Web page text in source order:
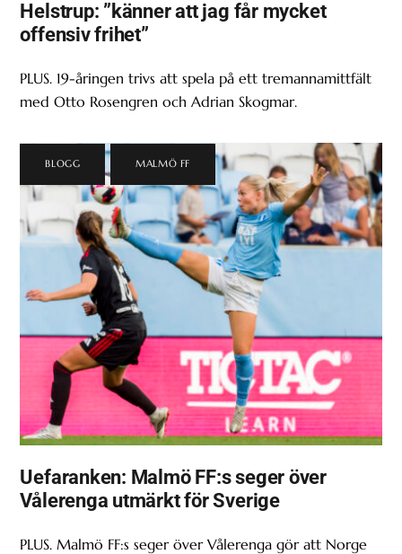
Helstrup: ”känner att jag får mycket
offensiv frihet”
PLUS. 19-åringen trivs att spela på ett tremannamittfält
med Otto Rosengren och Adrian Skogmar.
BLOGG MALMÖ FF
Uefaranken: Malmö FF:s seger över
Vålerenga utmärkt för Sverige
PLUS. Malmö FF:s seger över Vålerenga gör att Norge